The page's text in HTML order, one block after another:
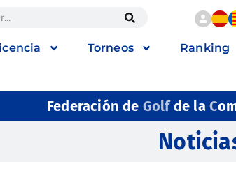
Torneos Ranking
Federación de Golfde la C